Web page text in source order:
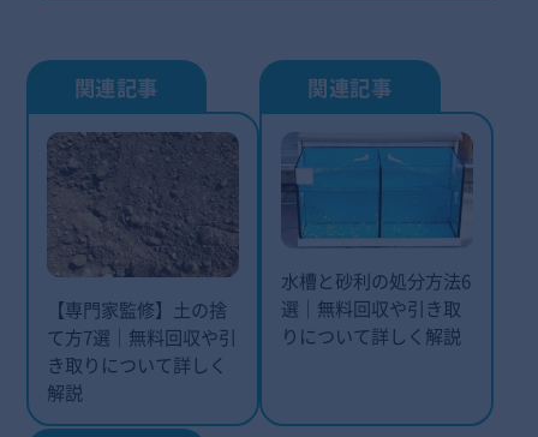
【専門家監修】土の捨
て方7選｜無料回収や引
き取りについて詳しく
解説
水槽と砂利の処分方法6
選｜無料回収や引き取
りについて詳しく解説